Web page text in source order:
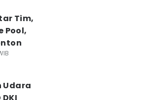
Tim,
Pool,
Udara